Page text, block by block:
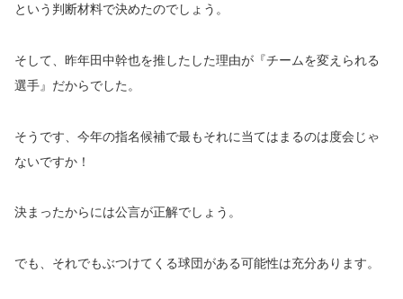
という判断材料で決めたのでしょう。
そして、昨年田中幹也を推したした理由が『チームを変えられる
選手』だからでした。
そうです、今年の指名候補で最もそれに当てはまるのは度会じゃ
ないですか！
決まったからには公言が正解でしょう。
でも、それでもぶつけてくる球団がある可能性は充分あります。